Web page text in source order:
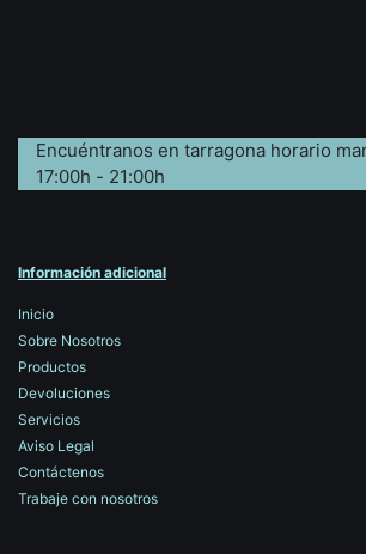
Encuéntranos en tarragona horario
17:00h - 21:00h
Información adicional
Inicio
Sobre Nosotros
Productos
Devoluciones
Servicios
Aviso Legal
Contáctenos
Trabaje con nosotros